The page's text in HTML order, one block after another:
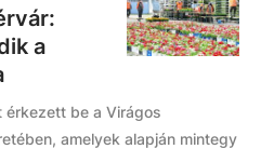
a
érkezett be a Virágos
amelyek alapján mintegy